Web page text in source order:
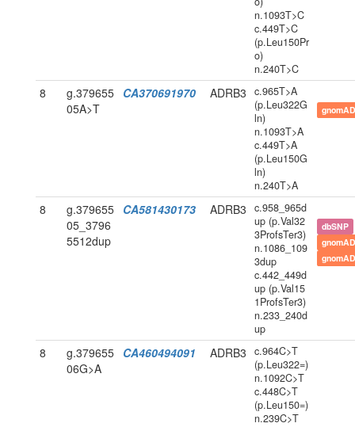
n.1093T>C
c.449T>C
(p.Leu150Pr
o)
n.240T>C
8
g.379655
05A>T
CA370691970 ADRB3
c.965T>A
(p.Leu322G
ln)
n.1093T>A
c.449T>A
(p.Leu150G
ln)
n.240T>A
8
g.379655
05_3796
5512dup
CA581430173 ADRB3
c.958_965d
up (p.Val32
3ProfsTer3)
n.1086_109
3dup
c.442_449d
up (p.Val15
1ProfsTer3)
n.233_240d
up
dbSNP
8
g.379655
06G>A
CA460494091 ADRB3
c.964C>T
(p.Leu322=)
n.1092C>T
c.448C>T
(p.Leu150=)
n.239C>T